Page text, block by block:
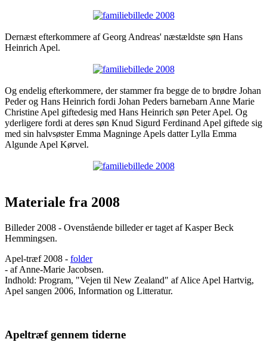
Dernæst efterkommere af Georg Andreas' næstældste søn Hans
Heinrich Apel.
Og endelig efterkommere, der stammer fra begge de to brødre Johan
Peder og Hans Heinrich fordi Johan Peders barnebarn Anne Marie
Christine Apel giftedesig med Hans Heinrich søn Peter Apel. Og
yderligere fordi at deres søn Knud Sigurd Ferdinand Apel giftede sig
med sin halvsøster Emma Magninge Apels datter Lylla Emma
Algunde Apel Kørvel.
Materiale fra 2008
Billeder 2008 - Ovenstående billeder er taget af Kasper Beck
Hemmingsen.
Apel-træf 2008 - folder
- af Anne-Marie Jacobsen.
Indhold: Program, "Vejen til New Zealand" af Alice Apel Hartvig,
Apel sangen 2006, Information og Litteratur.
Apeltræf gennem tiderne